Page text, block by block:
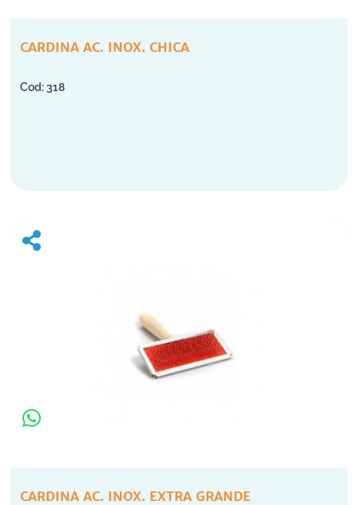
CARDINA AC. INOX. CHICA
318
CARDINA AC. INOX. EXTRA GRANDE